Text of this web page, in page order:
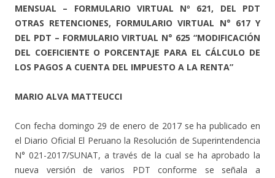
MENSUAL – FORMULARIO VIRTUAL Nº 621, DEL PDT
OTRAS RETENCIONES, FORMULARIO VIRTUAL N° 617 Y
DEL PDT – FORMULARIO VIRTUAL N° 625 “MODIFICACIÓN
DEL COEFICIENTE O PORCENTAJE PARA EL CÁLCULO DE
LOS PAGOS A CUENTA DEL IMPUESTO A LA RENTA”
MARIO ALVA MATTEUCCI
Con fecha domingo 29 de enero de 2017 se ha publicado en
el Diario Oficial El Peruano la Resolución de Superintendencia
N° 021-2017/SUNAT, a través de la cual se ha aprobado la
nueva versión de varios PDT conforme se señala a